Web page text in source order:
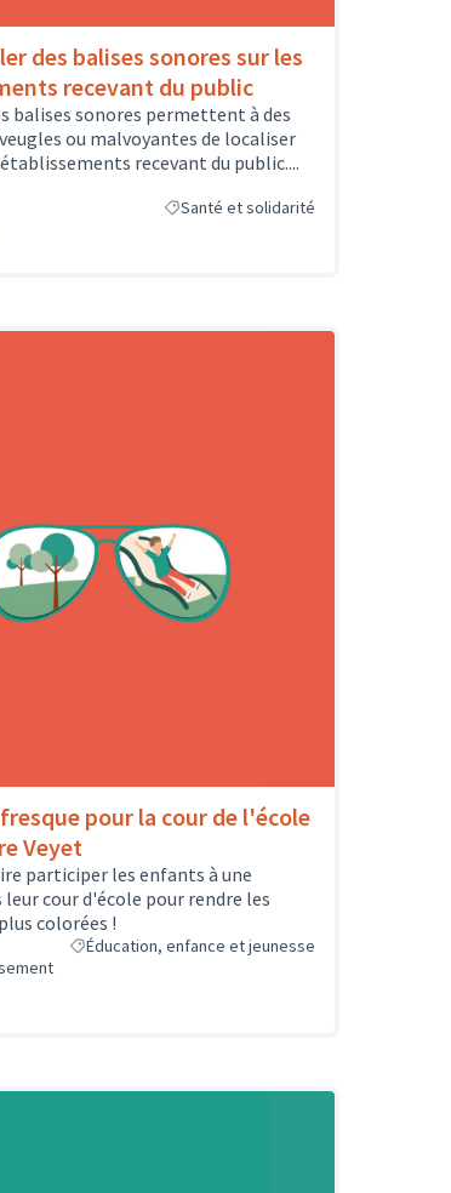
des balises sonores sur les
recevant du public
balises sonores permettent à des
ou malvoyantes de localiser
recevant du public....
Santé et solidarité
pour la cour de l'école
Veyet
participer les enfants à une
leur cour d'école pour rendre les
colorées !
Éducation, enfance et jeunesse